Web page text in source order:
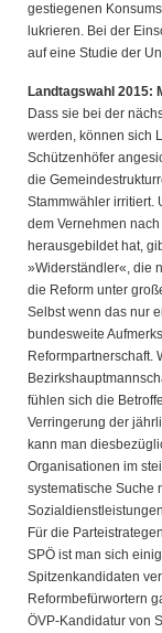
gestiegenen
lukrieren. Bei der
auf eine Studie der
Landtagswahl 2015:
Dass sie bei der
werden, können sich
Schützenhöfer
die
Stammwähler irritiert.
dem Vernehmen
herausgebildet hat,
»Widerständler«, die
die Reform unter
Selbst wenn das nur
bundesweite
Reformpartnerschaft.
fühlen sich die
Verringerung der
kann man
Organisationen im
systematische Suche
Für die
SPÖ ist man sich
Spitzenkandidaten
Reformbefürwortern
ÖVP-Kandidatur von